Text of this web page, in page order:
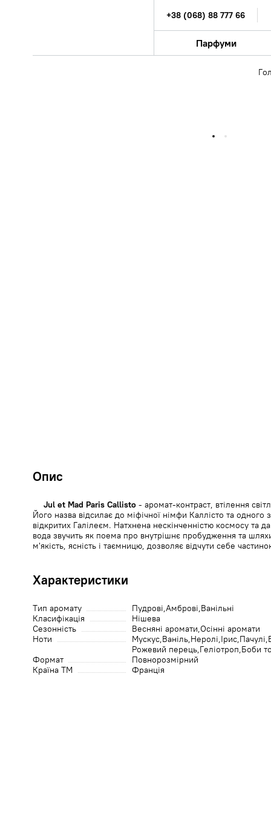
+38 (068) 88 777 66
Парфуми
Опис
Jul et Mad Paris Callisto- аромат-контраст, втілення
Його назва відсилає до міфічної німфи Каллісто та одного
відкритих Галілеєм. Натхнена нескінченністю космосу та
вода звучить як поема про внутрішнє пробудження та
м'якість, ясність і таємницю, дозволяє відчути себе
Характеристики
Тип аромату Пудрові Амброві Ванільні
Класифікація
Нішева
Сезонність
Весняні аромати Осінні аромати
Ноти
Мускус Ваніль Неролі Ірис Пачулі
Рожевий перець Геліотроп Боби
Формат
Повнорозмірний
Країна ТМ
Франція